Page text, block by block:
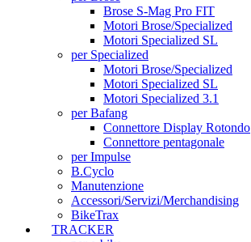
Brose S-Mag Pro FIT
Motori Brose/Specialized
Motori Specialized SL
per Specialized
Motori Brose/Specialized
Motori Specialized SL
Motori Specialized 3.1
per Bafang
Connettore Display Rotondo
Connettore pentagonale
per Impulse
B.Cyclo
Manutenzione
Accessori/Servizi/Merchandising
BikeTrax
TRACKER